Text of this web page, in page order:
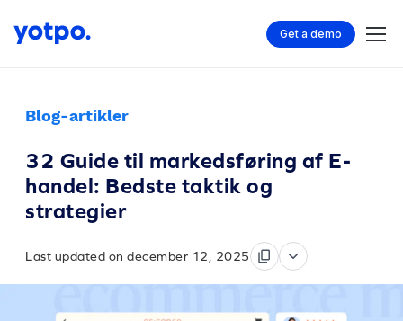
Get a demo
Blog-artikler
32 Guide til markedsføring af E-
handel: Bedste taktik og
strategier
Last updated on december 12, 2025